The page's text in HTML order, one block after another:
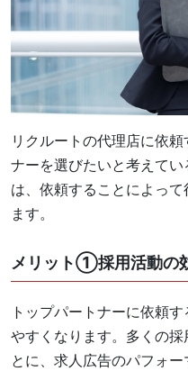
リクルートの代理店に依
ナーを選びたいと考えて
は、依頼することによっ
ます。
メリット①採用活動の
トップパートナーに依頼
やすくなります。多くの
とに、求人広告のパフォ